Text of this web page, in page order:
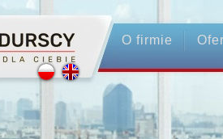
O firmie